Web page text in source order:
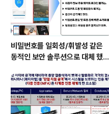
비밀번호를 일회성/휘발성 같은
동적인 보안 솔루션으로 대체 했을